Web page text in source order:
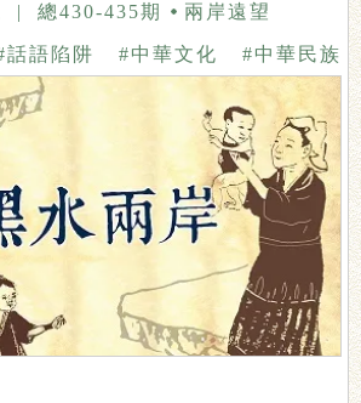
| 總430-435期 兩岸遠望
#中華民族
#中華文化
話語陷阱